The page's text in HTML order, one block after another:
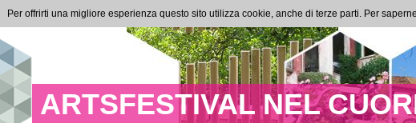
ARTSFESTIVAL NEL
Per offrirti una migliore esperienza questo sito utilizza cookie, anche di terze parti. Per